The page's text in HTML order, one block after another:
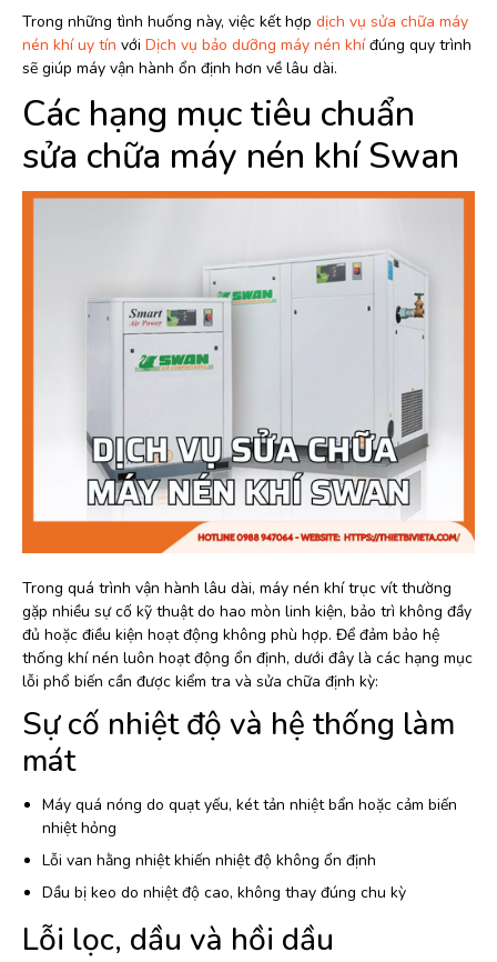
Trong những tình huống này, việc kết hợp dịch vụ sửa chữa máy
nén khí uy tín với Dịch vụ bảo dưỡng máy nén khíđúng quy trình
sẽ giúp máy vận hành ổn định hơn về lâu dài.
Các hạng mục tiêu chuẩn
sửa chữa máy nén khí Swan
Trong quá trình vận hành lâu dài, máy nén khí trục vít thường
gặp nhiều sự cố kỹ thuật do hao mòn linh kiện, bảo trì không đầy
đủ hoặc điều kiện hoạt động không phù hợp. Để đảm bảo hệ
thống khí nén luôn hoạt động ổn định, dưới đây là các hạng mục
lỗi phổ biến cần được kiểm tra và sửa chữa định kỳ:
Sự cố nhiệt độ và hệ thống làm
mát
Máy quá nóng do quạt yếu, két tản nhiệt bẩn hoặc cảm biến
nhiệt hỏng
Lỗi van hằng nhiệt khiến nhiệt độ không ổn định
Dầu bị keo do nhiệt độ cao, không thay đúng chu kỳ
Lỗi lọc, dầu và hồi dầu